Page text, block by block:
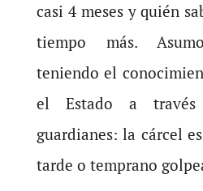
casi 4 meses y quién
tiempo más.
teniendo el
el Estado a
guardianes: la cárcel
tarde o temprano